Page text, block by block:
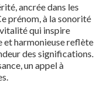
ancrée dans les
prénom, à la sonorité
qui inspire
et harmonieuse reflète
des significations.
un appel à